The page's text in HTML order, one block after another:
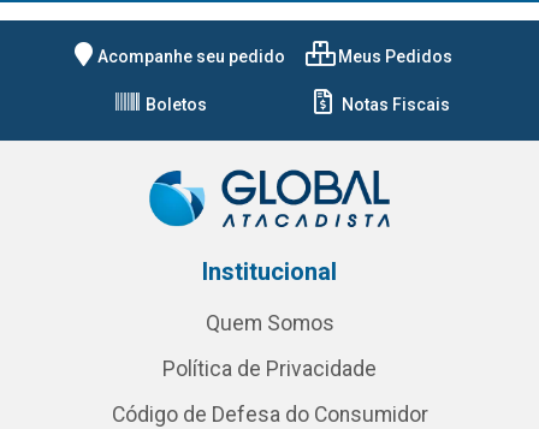
Acompanhe seu pedido Meus Pedidos
Boletos Notas Fiscais
Institucional
Quem Somos
Política de Privacidade
Código de Defesa do Consumidor